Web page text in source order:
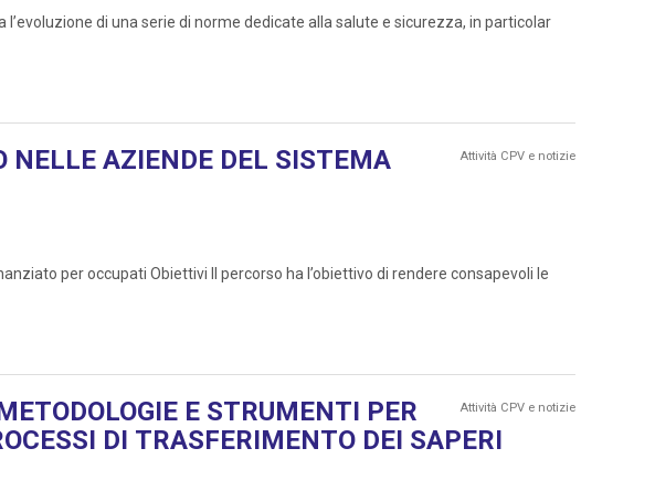
di una serie di norme dedicate alla salute e sicurezza, in particolar
Attività CPV e notizie
NELLE AZIENDE DEL SISTEMA
finanziato per occupati Obiettivi Il percorso ha l’obiettivo di rendere consapevoli le
Attività CPV e notizie
E STRUMENTI PER
DI TRASFERIMENTO DEI SAPERI